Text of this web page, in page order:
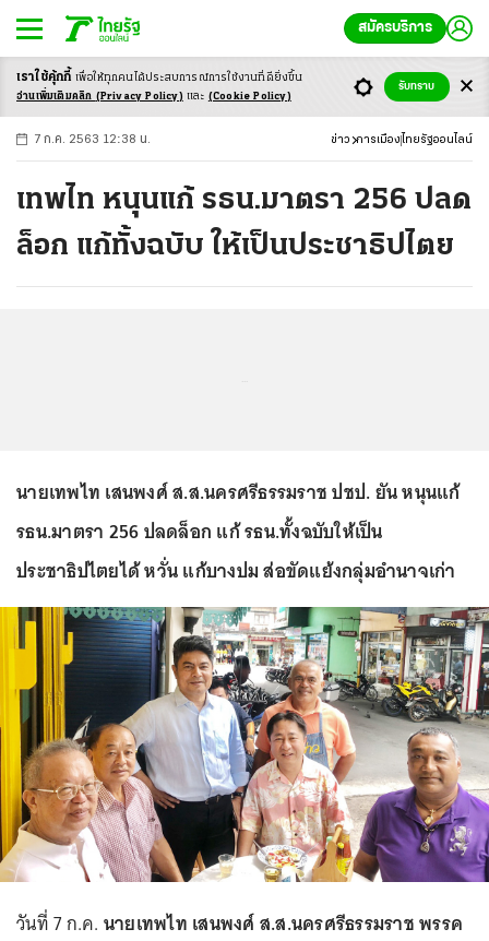
สมัครบริการ
-ก ก ก+
7 ก.ค. 2563 12:38 น. ข่าว การเมือง ไทยรัฐออนไลน์
เทพไท หนุนแก้ รธน.มาตรา 256 ปลด
ล็อก แก้ทั้งฉบับ ให้เป็นประชาธิปไตย
นายเทพไท เสนพงศ์ ส.ส.นครศรีธรรมราช ปชป. ยัน หนุนแก้
รธน.มาตรา 256 ปลดล็อก แก้ รธน.ทั้งฉบับให้เป็น
ประชาธิปไตยได้ หวั่น แก้บางปม ส่อขัดแย้งกลุ่มอำนาจเก่า
วันที่ 7 ก.ค. นายเทพไท เสนพงศ์ ส.ส.นครศรีธรรมราช พรรค
เราใช้คุ้กกี้ เพื่อให้ทุกคนได้ประสบการณ์การใช้งานที่ดียิ่งขึ้น
อ่านเพิ่มเติมคลิก (Privacy Policy) และ (Cookie Policy)
รับทราบ